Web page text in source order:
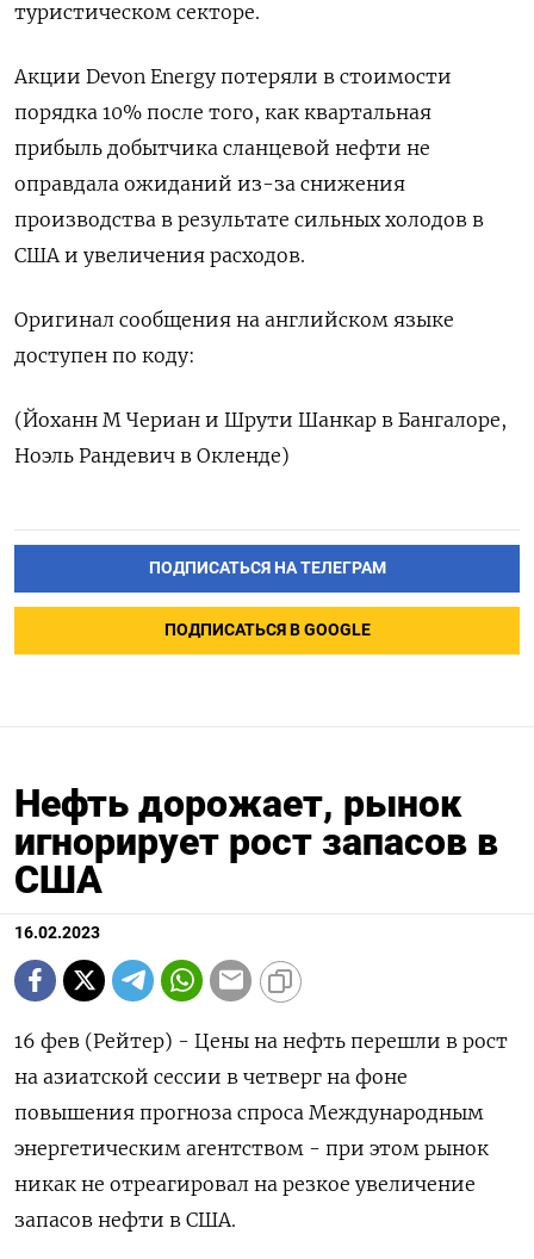
туристическом секторе.
Акции Devon Energy потеряли в стоимости
порядка 10% после того, как квартальная
прибыль добытчика сланцевой нефти не
оправдала ожиданий из-за снижения
производства в результате сильных холодов в
США и увеличения расходов.
Оригинал сообщения на английском языке
доступен по коду:
(Йоханн М Чериан и Шрути Шанкар в Бангалоре,
Ноэль Рандевич в Окленде)
ПОДПИСАТЬСЯ НА ТЕЛЕГРАМ
ПОДПИСАТЬСЯ В GOOGLE
Нефть дорожает, рынок
игнорирует рост запасов в
США
16.02.2023
16 фев (Рейтер) - Цены на нефть перешли в рост
на азиатской сессии в четверг на фоне
повышения прогноза спроса Международным
энергетическим агентством - при этом рынок
никак не отреагировал на резкое увеличение
запасов нефти в США.